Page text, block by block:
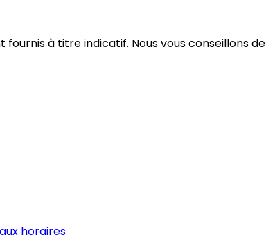
fournis à titre indicatif. Nous vous conseillons de
horaires